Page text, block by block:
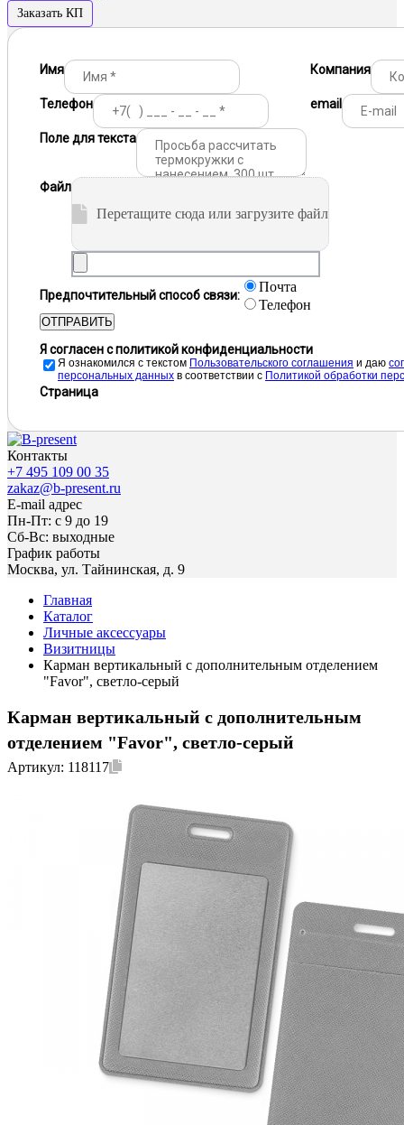
Заказать КП
Имя Компания
Телефон email
Поле для текста
Файл
Перетащите сюда или загрузите файл
Предпочтительный способ связи:
Почта
Телефон
ОТПРАВИТЬ
Я согласен с политикой конфиденциальности
Я ознакомился с текстом Пользовательского соглашения и даю
персональных данных в соответствии с Политикой обработки
Страница
Контакты
+7 495 109 00 35
zakaz@b-present.ru
E-mail адрес
Пн-Пт: с 9 до 19
Сб-Вс: выходные
График работы
Москва, ул. Тайнинская, д. 9
Главная
Каталог
Личные аксессуары
Визитницы
Карман вертикальный с дополнительным отделением
"Favor", светло-серый
Карман вертикальный с дополнительным
отделением "Favor", светло-серый
Артикул: 118117